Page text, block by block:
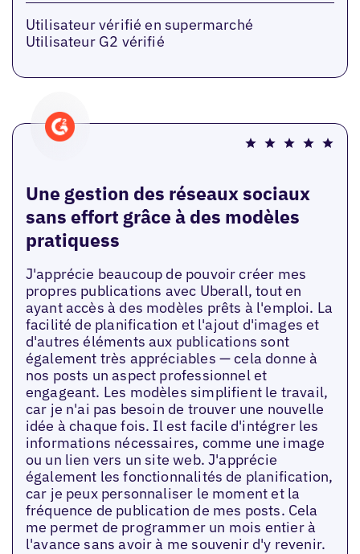
Utilisateur vérifié en supermarché
Utilisateur G2 vérifié
Une gestion des réseaux sociaux
sans effort grâce à des modèles
pratiquess
J'apprécie beaucoup de pouvoir créer mes
propres publications avec Uberall, tout en
ayant accès à des modèles prêts à l'emploi. La
facilité de planification et l'ajout d'images et
d'autres éléments aux publications sont
également très appréciables — cela donne à
nos posts un aspect professionnel et
engageant. Les modèles simplifient le travail,
car je n'ai pas besoin de trouver une nouvelle
idée à chaque fois. Il est facile d'intégrer les
informations nécessaires, comme une image
ou un lien vers un site web. J'apprécie
également les fonctionnalités de planification,
car je peux personnaliser le moment et la
fréquence de publication de mes posts. Cela
me permet de programmer un mois entier à
l'avance sans avoir à me souvenir d'y revenir.